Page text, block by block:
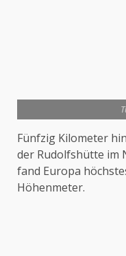
Fünfzig Kilometer
der Rudolfshütte im
fand Europa
Höhenmeter.